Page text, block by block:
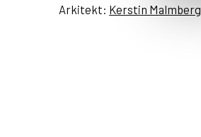
Arkitekt: Kerstin Malmberg